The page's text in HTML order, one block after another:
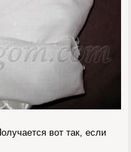
вот так, если